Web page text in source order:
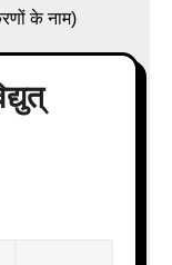
के नाम)